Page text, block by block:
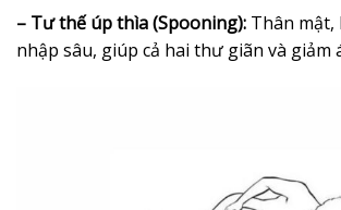
– Tư thế úp thìa (Spooning): Thân
nhập sâu, giúp cả hai thư giãn và giảm